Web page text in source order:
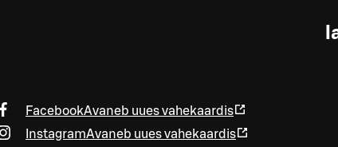
FacebookAvaneb uues vahekaardis
InstagramAvaneb uues vahekaardis